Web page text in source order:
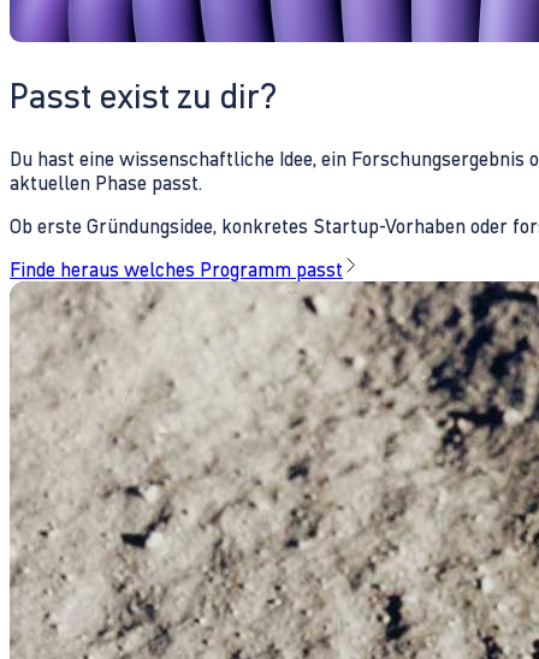
Passt exist zu dir?
Du hast eine wissenschaftliche Idee, ein
aktuellen Phase passt.
Ob erste Gründungsidee, konkretes Startup-Vorhaben oder
Finde heraus welches Programm passt